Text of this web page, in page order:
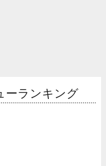
ーランキング